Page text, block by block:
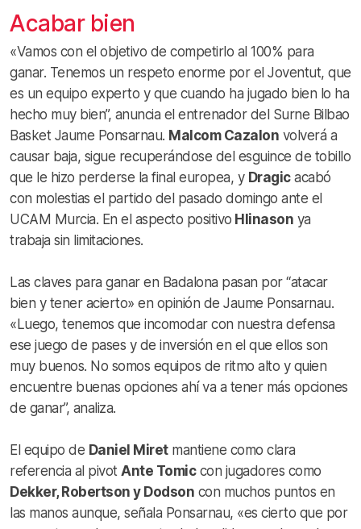
Acabar bien
«Vamos con el objetivo de competirlo al 100% para
ganar. Tenemos un respeto enorme por el Joventut, que
es un equipo experto y que cuando ha jugado bien lo ha
hecho muy bien”, anuncia el entrenador del Surne Bilbao
Basket Jaume Ponsarnau. Malcom Cazalon volverá a
causar baja, sigue recuperándose del esguince de tobillo
que le hizo perderse la final europea, y Dragicacabó
con molestias el partido del pasado domingo ante el
UCAM Murcia. En el aspecto positivo Hlinason ya
trabaja sin limitaciones.
Las claves para ganar en Badalona pasan por “atacar
bien y tener acierto» en opinión de Jaume Ponsarnau.
«Luego, tenemos que incomodar con nuestra defensa
ese juego de pases y de inversión en el que ellos son
muy buenos. No somos equipos de ritmo alto y quien
encuentre buenas opciones ahí va a tener más opciones
de ganar”, analiza.
El equipo de Daniel Miretmantiene como clara
referencia al pivot Ante Tomiccon jugadores como
Dekker, Robertson y Dodson con muchos puntos en
las manos aunque, señala Ponsarnau, «es cierto que por